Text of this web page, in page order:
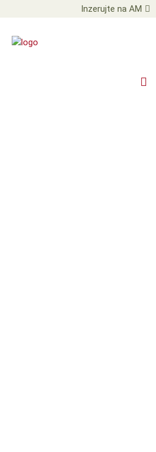
Inzerujte na AM